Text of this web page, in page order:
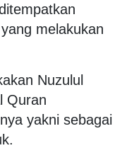
melakukan
Nuzulul
Quran
yakni sebagai